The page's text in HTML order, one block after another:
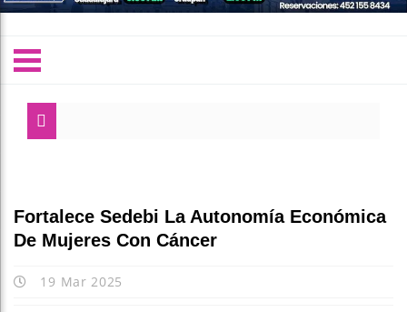
Fortalece Sedebi La Autonomía Económica
De Mujeres Con Cáncer
19 Mar 2025